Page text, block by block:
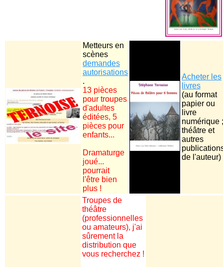
Metteurs en
scènes
demandes
autorisations
.
13 pièces
pour troupes
d'adultes
éditées, 5
pièces pour
enfants...
Dramaturge
joué...
pourrait
l'être bien
plus !
Acheter les
livres
(au format
papier ou
livre
numérique ;
théâtre et
autres
de l'auteur)
Troupes de
théâtre
(professionnelles
ou amateurs), j'ai
sûrement la
distribution que
vous recherchez !